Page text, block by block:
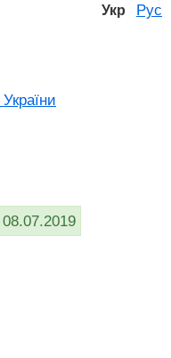
Укр Рус